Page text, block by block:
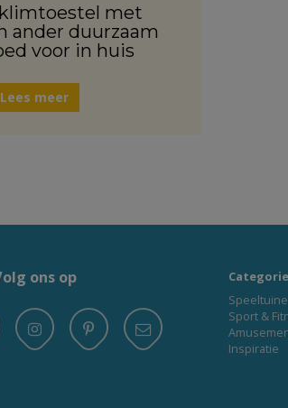
met
ander duurzaam
voor in huis
Lees meer
ons op
Sport &
Inspiratie